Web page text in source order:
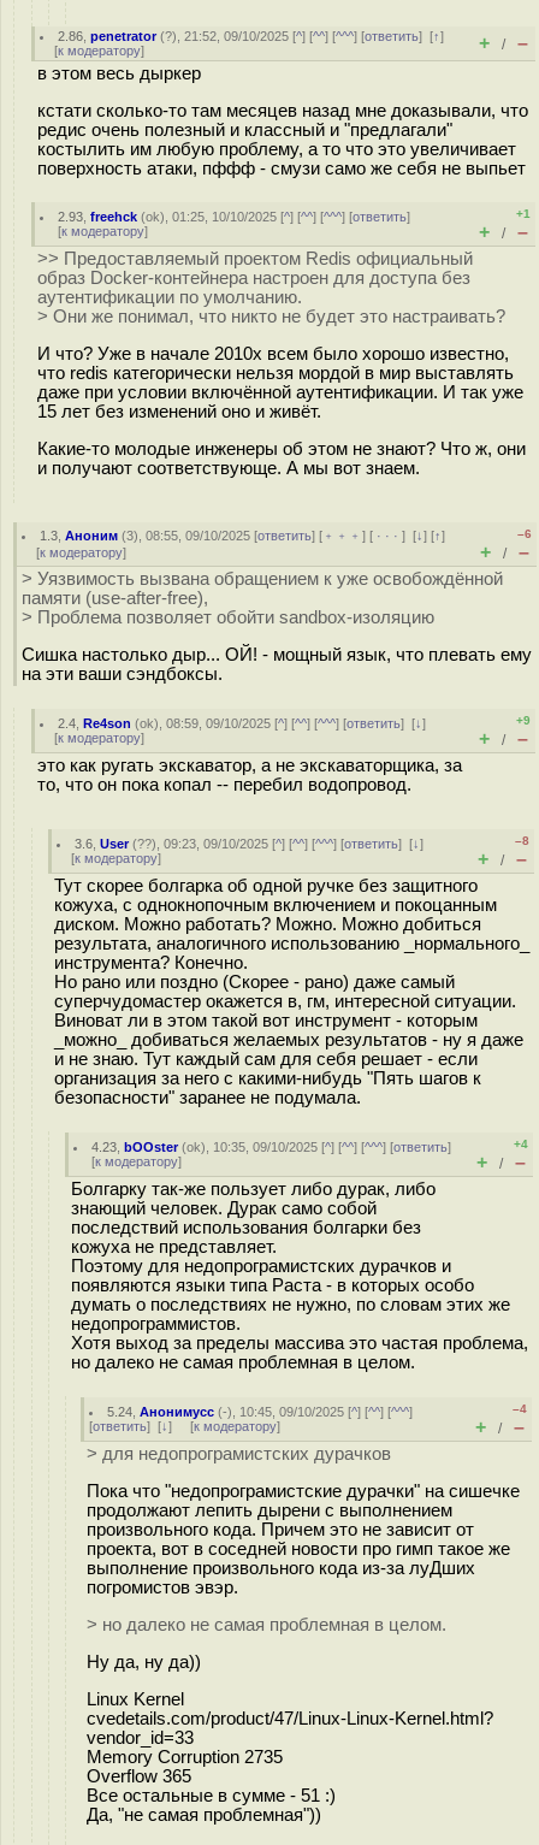
2.86 ,penetrator(?), 21:52, 09/10/2025 [^] [^^] [^^^] [ответить][↑]
[к модератору] + / –
в этом весь дыркер
кстати сколько-то там месяцев назад мне доказывали, что
редис очень полезный и классный и "предлагали"
костылить им любую проблему, а то что это увеличивает
поверхность атаки, пффф - смузи само же себя не выпьет
2.93 ,freehck (ok), 01:25, 10/10/2025 [^] [^^] [^^^] [ответить]
[к модератору]
+1
+ / –
>> Предоставляемый проектом Redis официальный
образ Docker-контейнера настроен для доступа без
аутентификации по умолчанию.
> Они же понимал, что никто не будет это настраивать?
И что? Уже в начале 2010х всем было хорошо известно,
что redis категорически нельзя мордой в мир выставлять
даже при условии включённой аутентификации. И так уже
15 лет без изменений оно и живёт.
Какие-то молодые инженеры об этом не знают? Что ж, они
и получают соответствующе. А мы вот знаем.
1.3 ,Аноним (3), 08:55, 09/10/2025 [ответить] [ ﹢﹢﹢] [ · · ·][↓] [↑]
[к модератору]
–6
+ / –
> Уязвимость вызвана обращением к уже освобождённой
памяти (use-after-free),
> Проблема позволяет обойти sandbox-изоляцию
Сишка настолько дыр... ОЙ! - мощный язык, что плевать ему
на эти ваши сэндбоксы.
2.4 ,Re4son (ok), 08:59, 09/10/2025 [^] [^^] [^^^] [ответить][↓]
[к модератору]
+9
+ / –
это как ругать экскаватор, а не экскаваторщика, за
то, что он пока копал -- перебил водопровод.
3.6 ,User(??), 09:23, 09/10/2025 [^] [^^] [^^^] [ответить][↓]
[к модератору]
–8
+ / –
Тут скорее болгарка об одной ручке без защитного
кожуха, с однокнопочным включением и покоцанным
диском. Можно работать? Можно. Можно добиться
результата, аналогичного использованию _нормального_
инструмента? Конечно.
Но рано или поздно (Скорее - рано) даже самый
суперчудомастер окажется в, гм, интересной ситуации.
Виноват ли в этом такой вот инструмент - которым
_можно_ добиваться желаемых результатов - ну я даже
и не знаю. Тут каждый сам для себя решает - если
организация за него с какими-нибудь "Пять шагов к
безопасности" заранее не подумала.
4.23 ,bOOster(ok), 10:35, 09/10/2025 [^] [^^] [^^^] [ответить]
[к модератору]
+4
+ / –
Болгарку так-же пользует либо дурак, либо
знающий человек. Дурак само собой
последствий использования болгарки без
кожуха не представляет.
Поэтому для недопрограмистских дурачков и
появляются языки типа Раста - в которых особо
думать о последствиях не нужно, по словам этих же
недопрограммистов.
Хотя выход за пределы массива это частая проблема,
но далеко не самая проблемная в целом.
5.24 ,Анонимусс (-), 10:45, 09/10/2025 [^] [^^] [^^^]
[ответить] [↓] [к модератору]
–4
+ / –
> для недопрограмистских дурачков
Пока что "недопрограмистские дуpачки" на сишечке
продолжают лепить дырени с выполнением
произвольного кода. Причем это не зависит от
проекта, вот в соседней новости про гимп такое же
выполнение произвольного кода из-за луДших
погромистов эвэр.
> но далеко не самая проблемная в целом.
Ну да, ну да))
Linux Kernel
cvedetails.com/product/47/Linux-Linux-Kernel.html?
vendor_id=33
Memory Corruption 2735
Overflow 365
Все остальные в сумме - 51 :)
Да, "не самая проблемная"))